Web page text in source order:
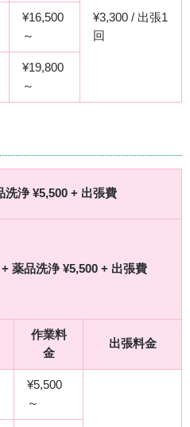
¥3,300 / 出張1
回
¥16,500
～
¥19,800
～
洗浄 ¥5,500 + 出張費
薬品洗浄 ¥5,500 + 出張費
作業料
金
出張料金
¥5,500
～